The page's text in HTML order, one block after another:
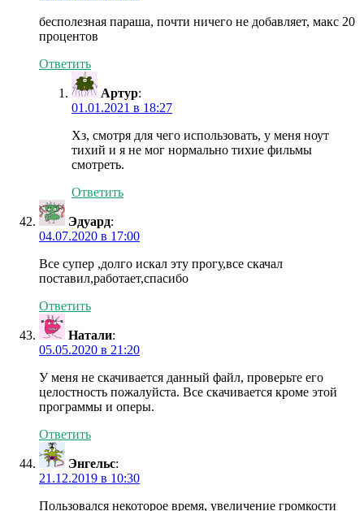
бесполезная параша, почти ничего не добавляет, макс 20
процентов
Ответить
Артур:
01.01.2021 в 18:27
Хз, смотря для чего использовать, у меня ноут
тихий и я не мог нормально тихие фильмы
смотреть.
Ответить
Эдуард:
04.07.2020 в 17:00
Все супер ,долго искал эту прогу,все скачал
поставил,работает,спасибо
Ответить
Натали:
05.05.2020 в 21:20
У меня не скачивается данный файл, проверьте его
целостность пожалуйста. Все скачивается кроме этой
программы и оперы.
Ответить
Энгельс:
21.12.2019 в 10:30
Пользовался некоторое время, увеличение громкости